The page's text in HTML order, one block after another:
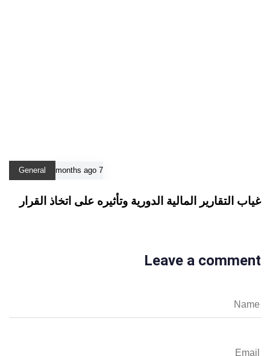
7 months ago
General
غياب التقارير المالية الدورية وتأثيره على اتخاذ القرار
Leave a comment